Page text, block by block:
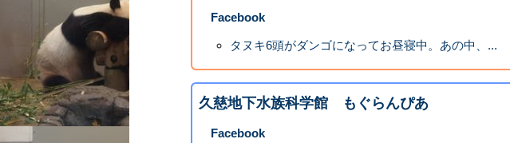
Facebook
タヌキ6頭がダンゴになってお昼寝中。あの中、...
久慈地下水族科学館 もぐらんぴあ
Facebook